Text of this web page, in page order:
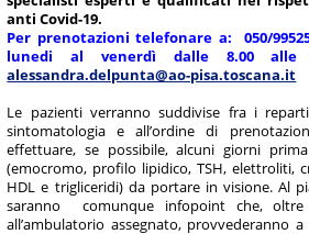
anti Covid-19.
Per prenotazioni telefonare a: 050/
lunedi al venerdì dalle 8.00 alle
alessandra.delpunta@ao-pisa.toscana.it
Le pazienti verranno suddivise fra i
sintomatologia e all’ordine di
effettuare, se possibile, alcuni giorni
(emocromo, profilo lipidico, TSH, elettroliti,
HDL e trigliceridi) da portare in visione. Al
saranno comunque infopoint che,
all’ambulatorio assegnato, provvederanno